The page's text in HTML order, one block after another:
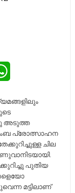
അടുത്ത
പ്രോത്സാഹന
ചില
പുതിയ
മട്ടിലാണ്